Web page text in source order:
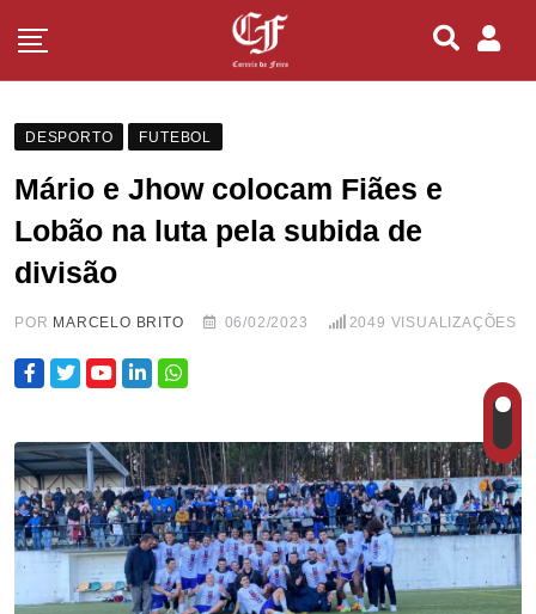
DESPORTO FUTEBOL
Mário e Jhow colocam Fiães e
Lobão na luta pela subida de
divisão
POR MARCELO BRITO 06/02/2023 2049 VISUALIZAÇÕES